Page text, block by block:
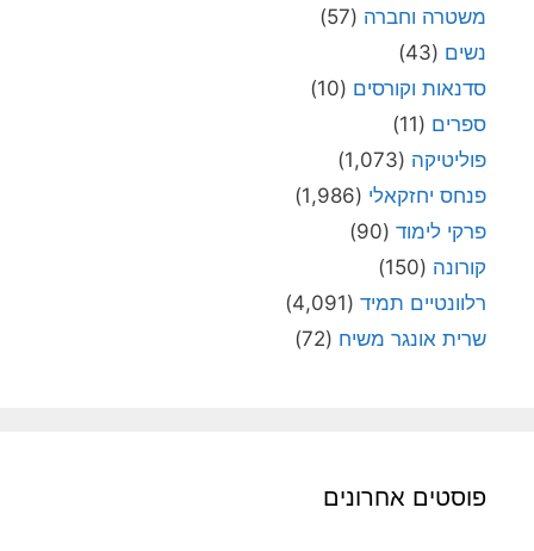
משטרה וחברה (57)
נשים (43)
סדנאות וקורסים (10)
ספרים (11)
פוליטיקה (1,073)
פנחס יחזקאלי (1,986)
פרקי לימוד (90)
קורונה (150)
רלוונטיים תמיד (4,091)
שרית אונגר משיח (72)
פוסטים אחרונים